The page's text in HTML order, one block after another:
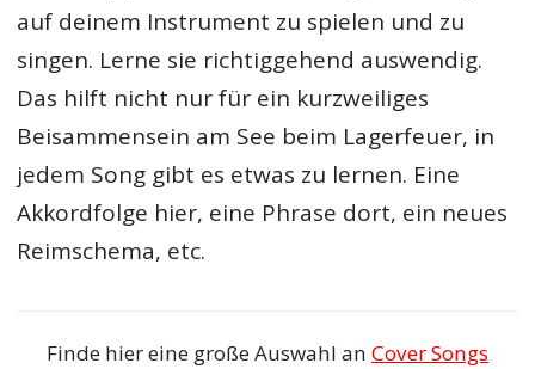
auf deinem Instrument zu spielen und zu
singen. Lerne sie richtiggehend auswendig.
Das hilft nicht nur für ein kurzweiliges
Beisammensein am See beim Lagerfeuer, in
jedem Song gibt es etwas zu lernen. Eine
Akkordfolge hier, eine Phrase dort, ein neues
Reimschema, etc.
Finde hier eine große Auswahl an Cover Songs